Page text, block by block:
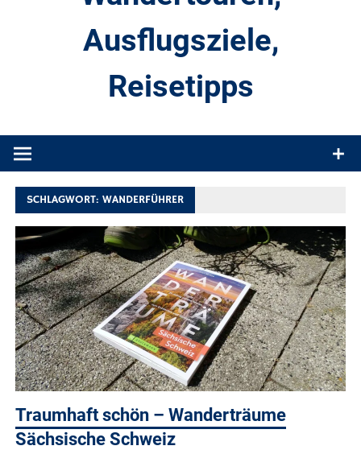
Ausflugsziele,
Reisetipps
Produkttests und Buchrezensionen. Ein Blog für alle, die gern
SCHLAGWORT:WANDERFÜHRER
Traumhaft schön – Wanderträume
Sächsische Schweiz